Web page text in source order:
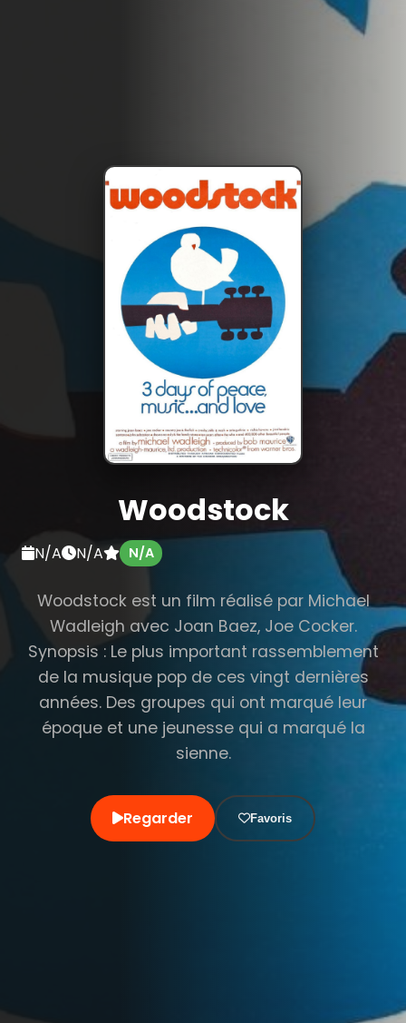
Woodstock
N/A N/A N/A
Woodstock est un film réalisé par Michael
Wadleigh avec Joan Baez, Joe Cocker.
Synopsis : Le plus important rassemblement
de la musique pop de ces vingt dernières
années. Des groupes qui ont marqué leur
époque et une jeunesse qui a marqué la
sienne.
Regarder Favoris